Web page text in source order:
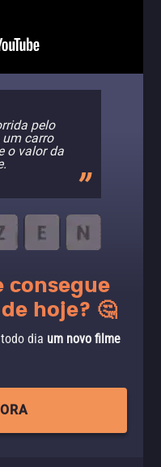
pelo
um carro
o valor da
consegue
hoje? 🤔
dia um novo filme